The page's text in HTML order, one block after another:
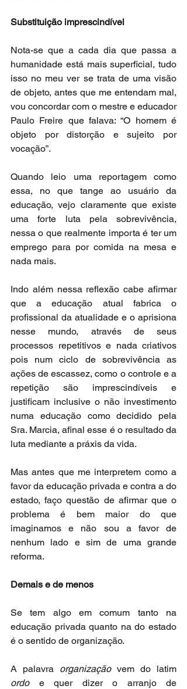
Substituição imprescindível
Nota-se que a cada dia que passa a
humanidade está mais superficial, tudo
isso no meu ver se trata de uma visão
de objeto, antes que me entendam mal,
vou concordar com o mestre e educador
Paulo Freire que falava: “O homem é
objeto por distorção e sujeito por
vocação”.
Quando leio uma reportagem como
essa, no que tange ao usuário da
educação, vejo claramente que existe
uma forte luta pela sobrevivência,
nessa o que realmente importa é ter um
emprego para por comida na mesa e
nada mais.
Indo além nessa reflexão cabe afirmar
que a educação atual fabrica o
profissional da atualidade e o aprisiona
nesse mundo, através de seus
processos repetitivos e nada criativos
pois num ciclo de sobrevivência as
ações de escassez, como o controle e a
repetição são imprescindíveis e
justificam inclusive o não investimento
numa educação como decidido pela
Sra. Marcia, afinal esse é o resultado da
luta mediante a práxis da vida.
Mas antes que me interpretem como a
favor da educação privada e contra a do
estado, faço questão de afirmar que o
problema é bem maior do que
imaginamos e não sou a favor de
nenhum lado e sim de uma grande
reforma.
Demais e de menos
Se tem algo em comum tanto na
educação privada quanto na do estado
é o sentido de organização.
A palavra organização
ordo e quer dizer o arranjo de